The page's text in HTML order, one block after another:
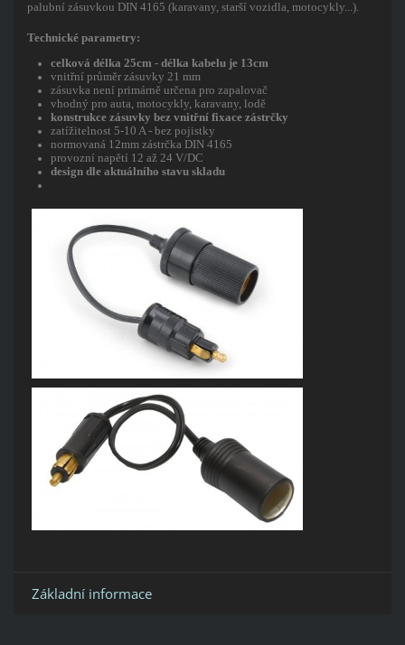
palubní zásuvkou DIN 4165 (karavany, starší vozidla, motocykly...).
Technické parametry:
celková délka 25cm - délka kabelu je 13cm
vnitřní průměr zásuvky 21 mm
zásuvka není primárně určena pro zapalovač
vhodný pro auta, motocykly, karavany, lodě
konstrukce zásuvky bez vnitřní fixace zástrčky
zatížitelnost 5-10 A - bez pojistky
normovaná 12mm zástrčka DIN 4165
provozní napětí 12 až 24 V/DC
design dle aktuálního stavu skladu
Základní informace